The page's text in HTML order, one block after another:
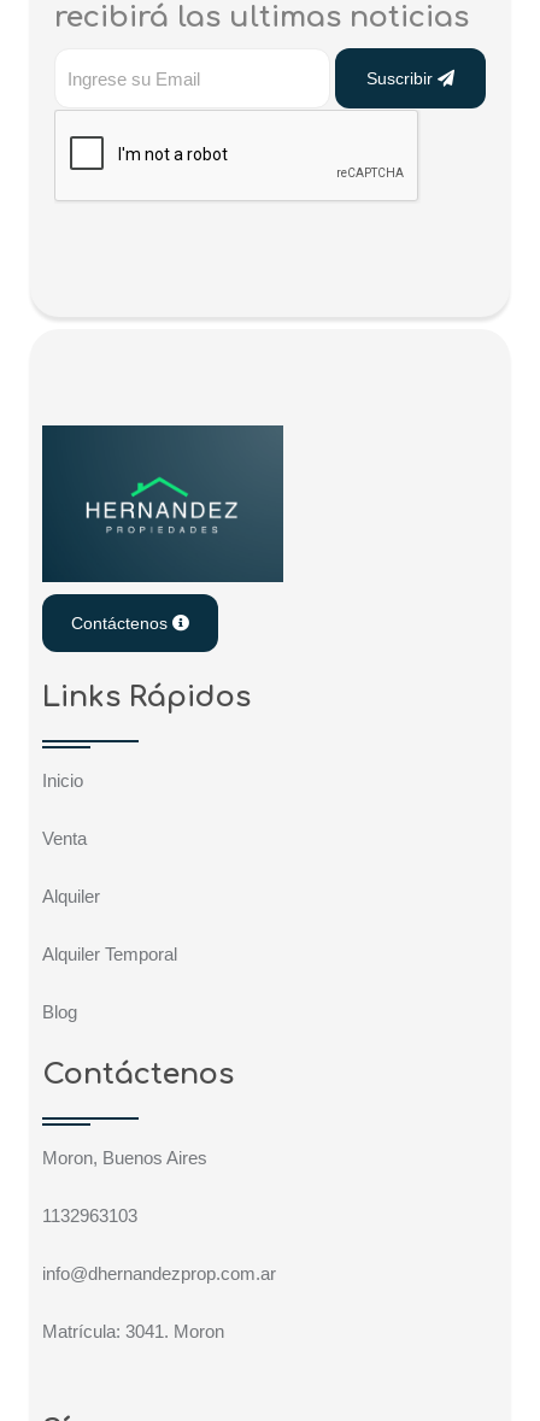
recibirá las ultimas noticias
Suscribir
Contáctenos
Links Rápidos
Inicio
Venta
Alquiler
Alquiler Temporal
Blog
Contáctenos
Moron, Buenos Aires
1132963103
info@dhernandezprop.com.ar
Matrícula: 3041. Moron